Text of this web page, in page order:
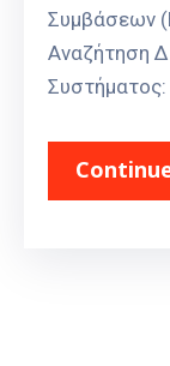
Συμβάσεων
Αναζήτηση